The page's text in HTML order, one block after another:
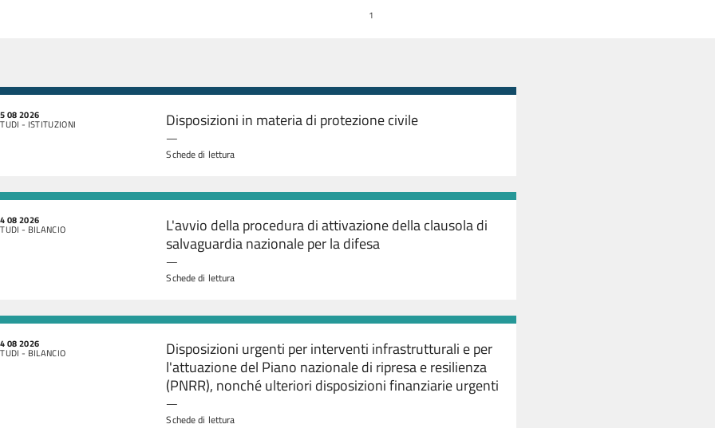
1
08 2026
- ISTITUZIONI Disposizioni in materia di protezione civile
—
Schede di lettura
08 2026
- BILANCIO
L'avvio della procedura di attivazione della clausola di
salvaguardia nazionale per la difesa
—
Schede di lettura
08 2026
- BILANCIO
Disposizioni urgenti per interventi infrastrutturali e per
l'attuazione del Piano nazionale di ripresa e resilienza
(PNRR), nonché ulteriori disposizioni finanziarie urgenti
—
Schede di lettura